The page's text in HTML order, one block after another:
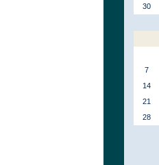
30
7
14
21
28